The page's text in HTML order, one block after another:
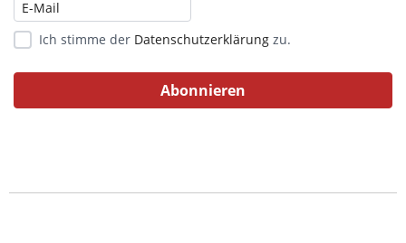
Ich stimme der Datenschutzerklärung zu.